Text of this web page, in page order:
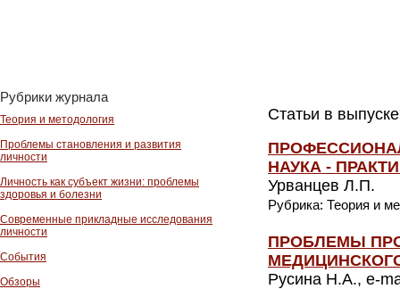
Рубрики журнала
Теория и методология
Проблемы становления и развития
личности
Личность как субъект жизни: проблемы
здоровья и болезни
Современные прикладные исследования
личности
События
Обзоры
Статьи в
НАУКА -
Урванцев Л.П.
Рубрика: Теория и
ПРОБЛЕМЫ
Русина Н.А., e-